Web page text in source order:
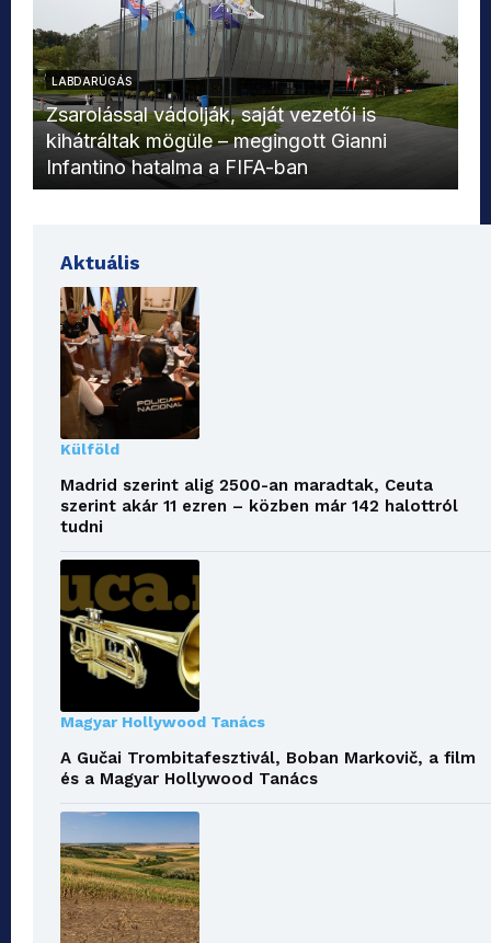
LABDARÚGÁS
Zsarolással vádolják, saját vezetői is
kihátráltak mögüle – megingott Gianni
Infantino hatalma a FIFA-ban
Aktuális
Külföld
Madrid szerint alig 2500-an maradtak, Ceuta
szerint akár 11 ezren – közben már 142 halottról
tudni
Magyar Hollywood Tanács
A Gučai Trombitafesztivál, Boban Markovič, a film
és a Magyar Hollywood Tanács